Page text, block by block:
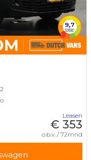
Leasen
€ 353
o.b.v. / 72mnd